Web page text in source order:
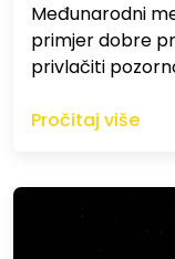
Međunarodni
primjer dobre
privlačiti
Pročitaj više